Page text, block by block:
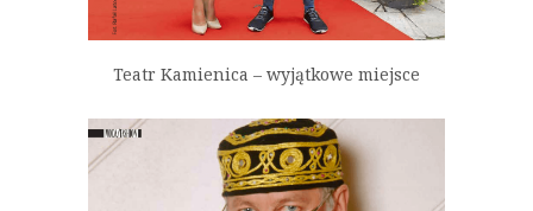
Teatr Kamienica – wyjątkowe miejsce